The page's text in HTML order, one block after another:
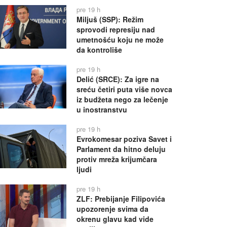
pre 19 h
Miljuš (SSP): Režim
sprovodi represiju nad
umetnošću koju ne može
da kontroliše
pre 19 h
Delić (SRCE): Za igre na
sreću četiri puta više novca
iz budžeta nego za lečenje
u inostranstvu
pre 19 h
Evrokomesar poziva Savet i
Parlament da hitno deluju
protiv mreža krijumčara
ljudi
pre 19 h
ZLF: Prebijanje Filipovića
upozorenje svima da
okrenu glavu kad vide